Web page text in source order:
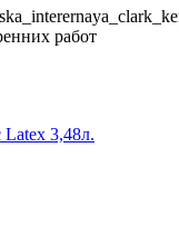
работ
3,48л.